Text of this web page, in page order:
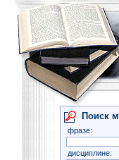
Поиск
фразе:
дисциплине: